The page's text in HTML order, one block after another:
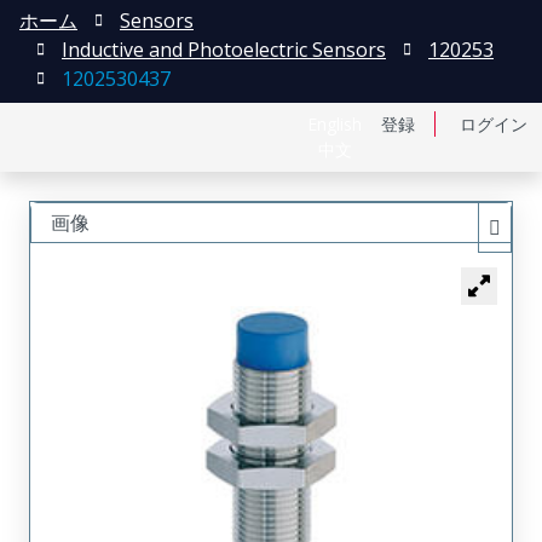
登録 ログイン
ホーム
Sensors
Inductive and Photoelectric Sensors
120253
1202530437
画像